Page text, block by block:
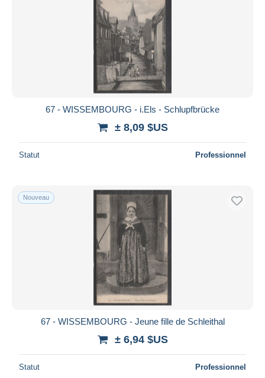
67 - WISSEMBOURG - i.Els - Schlupfbrücke
± 8,09 $US
Statut Professionnel
Nouveau
67 - WISSEMBOURG - Jeune fille de Schleithal
± 6,94 $US
Statut Professionnel